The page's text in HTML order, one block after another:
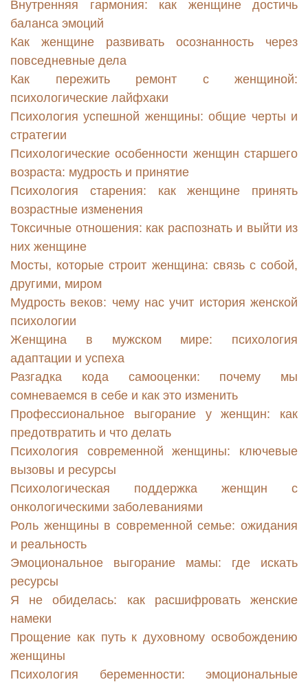
Внутренняя гармония: как женщине достичь
баланса эмоций
Как женщине развивать осознанность через
повседневные дела
Как пережить ремонт с женщиной:
психологические лайфхаки
Психология успешной женщины: общие черты и
стратегии
Психологические особенности женщин старшего
возраста: мудрость и принятие
Психология старения: как женщине принять
возрастные изменения
Токсичные отношения: как распознать и выйти из
них женщине
Мосты, которые строит женщина: связь с собой,
другими, миром
Мудрость веков: чему нас учит история женской
психологии
Женщина в мужском мире: психология
адаптации и успеха
Разгадка кода самооценки: почему мы
сомневаемся в себе и как это изменить
Профессиональное выгорание у женщин: как
предотвратить и что делать
Психология современной женщины: ключевые
вызовы и ресурсы
Психологическая поддержка женщин с
онкологическими заболеваниями
Роль женщины в современной семье: ожидания
и реальность
Эмоциональное выгорание мамы: где искать
ресурсы
Я не обиделась: как расшифровать женские
намеки
Прощение как путь к духовному освобождению
женщины
Психология беременности: эмоциональные